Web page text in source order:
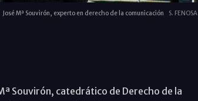
José Mª Souvirón, experto en derecho de la comunicación S. FENOSA
Souvirón, catedrático de Derecho de la